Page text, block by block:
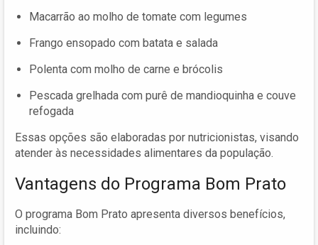
Macarrão ao molho de tomate com legumes
Frango ensopado com batata e salada
Polenta com molho de carne e brócolis
Pescada grelhada com purê de mandioquinha e couve
refogada
Essas opções são elaboradas por nutricionistas, visando
atender às necessidades alimentares da população.
Vantagens do Programa Bom Prato
O programa Bom Prato apresenta diversos benefícios,
incluindo: